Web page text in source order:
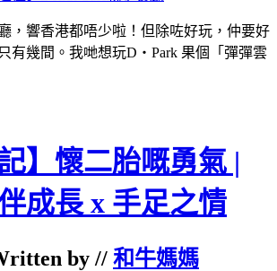
，響香港都唔少啦！但除咗好玩，仲要好
有幾間。我哋想玩D・Park 果個「彈彈雲
】懷二胎嘅勇氣 |
成長 x 手足之情
by // 和牛媽媽